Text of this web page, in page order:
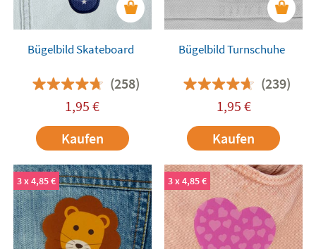
Bügelbild Skateboard
(258)
1,95 €
Kaufen
Bügelbild Turnschuhe
(239)
1,95 €
Kaufen
3 x 4,85 € 3 x 4,85 €